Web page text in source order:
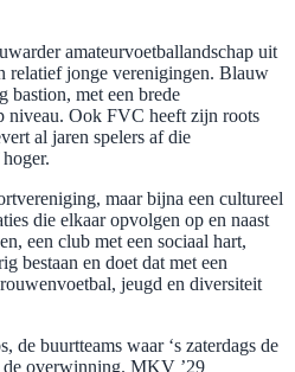
amateurvoetballandschap uit
relatief jonge verenigingen. Blauw
bastion, met een brede
niveau. Ook FVC heeft zijn roots
al jaren spelers af die
maar bijna een cultureel
die elkaar opvolgen op en naast
een club met een sociaal hart,
bestaan en doet dat met een
jeugd en diversiteit
de buurtteams waar ‘s zaterdags de
de overwinning. MKV ’29